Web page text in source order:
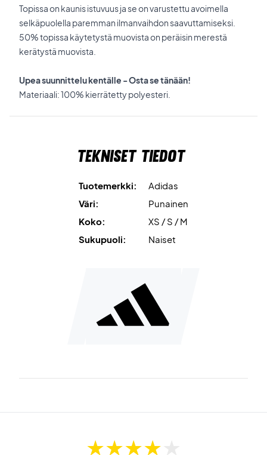
Topissa on kaunis istuvuus ja se on varustettu avoimella
selkäpuolella paremman ilmanvaihdon saavuttamiseksi.
50% topissa käytetystä muovista on peräisin merestä
kerätystä muovista.
Upea suunnittelu kentälle - Osta se tänään!
Materiaali: 100% kierrätetty polyesteri.
Tekniset tiedot
Tuotemerkki:
Adidas
Väri:
Punainen
Koko:
XS / S / M
Sukupuoli:
Naiset